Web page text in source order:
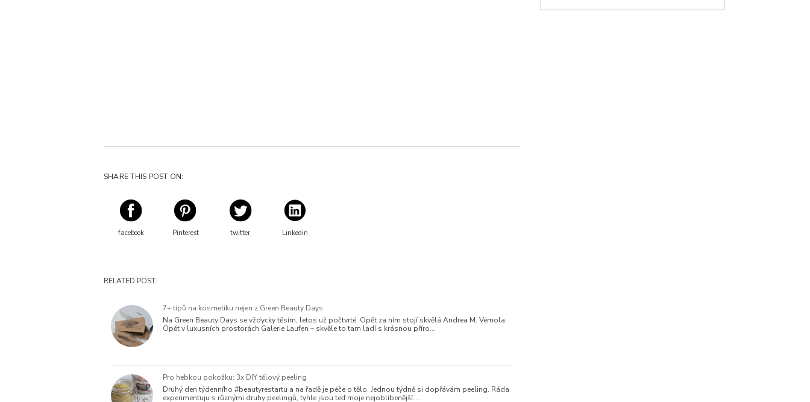
SHARE THIS POST ON:
facebook Pinterest twitter Linkedin
RELATED POST:
7+ tipů na kosmetiku nejen z Green Beauty Days
Na Green Beauty Days se vždycky těsím, letos už počtvrté. Opět za ním stojí skvělá Andrea M. Vémola.
Opět v luxusních prostorách Galerie Laufen – skvěle to tam ladí s krásnou příro…
Pro hebkou pokožku: 3x DIY tělový peeling
Druhý den týdenního #beautyrestartu a na řadě je péče o tělo. Jednou týdně si dopřávám peeling. Ráda
experimentuju s různými druhy peelingů, tyhle jsou teď moje nejoblíbenější. …